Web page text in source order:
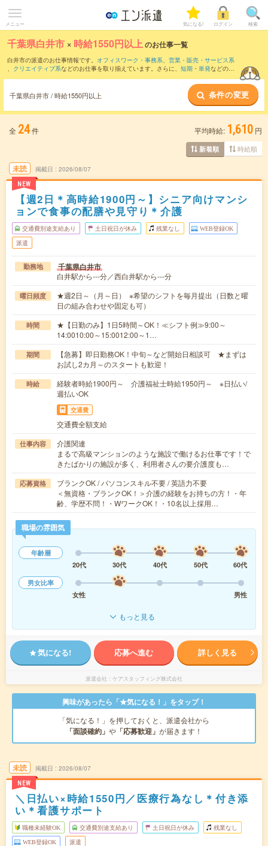
メニュー 気になる! ログイン 検索
千葉県白井市 × 時給1550円以上のお仕事一覧
白井市の派遣のお仕事情報です。 オフィスワーク・事務系、 営業・販売・サービス系
、 クリエイティブ系などのお仕事を取り揃えています。さらに、 短期 ・ 単発などの期
千葉県白井市 / 時給1550円以上 条件の変更
全 24件 平均時給: 1,610 円
新着順 時給順
未読
NEW
掲載日 2026/08/07
【週2日＊高時給1900円～】シニア向けマンシ
ョンで食事の配膳や見守り＊介護
交通費別途支給あり 土日祝日が休み 残業なし WEB登録OK
派遣
勤務地 千葉県白井市
白井駅から---分／西白井駅から---分
曜日頻度
★週2日～（月～日） ※希望のシフトを毎月提出（日数と曜
日の組み合わせや固定も可）
時間
★【日勤のみ】1日5時間～OK！≪シフト例≫9:00～
14:0010:00～15:0012:00～1…
期間
【急募】即日勤務OK！中旬～など開始日相談可 ★まずは
お試し2カ月～のスタートも歓迎！
時給
経験者時給1900円～ 介護福祉士時給1950円～ ※日払い/
週払いOK
交通費
交通費全額支給
仕事内容
介護関連
まるで高級マンションのような施設で働けるお仕事です！で
きたばかりの施設が多く、利用者さんの要介護度も…
応募資格
ブランクOK / パソコンスキル不要 / 英語力不要
＜無資格・ブランクOK！＞介護の経験をお持ちの方！・年
齢、学歴不問！・WワークOK！・10名以上採用…
職場の雰囲気
年齢層
20代
30代 40代 50代
60代
男女比率
女性
男性
もっと見る
気になる! 応募へ進む 詳しく見る
派遣会社 ケアスタッフィング株式会社
興味があったら「★気になる！」をタップ！
「気になる！」を押しておくと、派遣会社から
「面談確約」 や 「応募歓迎」 が届きます！
未読
NEW
掲載日 2026/08/07
＼日払い×時給1550円／医療行為なし＊付き添
い＊看護サポート
職種未経験OK 交通費別途支給あり 土日祝日が休み 残業なし
WEB登録OK 派遣